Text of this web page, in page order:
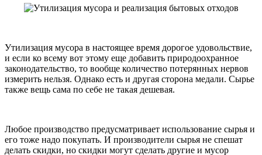
Утилизация мусора в настоящее время дорогое удовольствие,
и если ко всему вот этому еще добавить природоохранное
законодательство, то вообще количество потерянных нервов
измерить нельзя. Однако есть и другая сторона медали. Сырье
также вещь сама по себе не такая дешевая.
Любое производство предусматривает использование сырья и
его тоже надо покупать. И производители сырья не спешат
делать скидки, но скидки могут сделать другие и мусор